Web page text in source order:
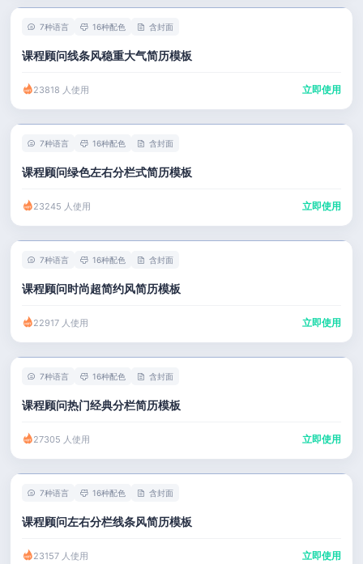
7种语言 16种配色 含封面
课程顾问线条风稳重大气简历模板
23818 人使用 立即使用
7种语言 16种配色 含封面
课程顾问绿色左右分栏式简历模板
23245 人使用 立即使用
7种语言 16种配色 含封面
课程顾问时尚超简约风简历模板
22917 人使用 立即使用
7种语言 16种配色 含封面
课程顾问热门经典分栏简历模板
27305 人使用 立即使用
7种语言 16种配色 含封面
课程顾问左右分栏线条风简历模板
23157 人使用 立即使用